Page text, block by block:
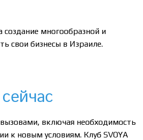
создание многообразной и
свои бизнесы в Израиле.
включая необходимость
к новым условиям. Клуб SVOYA